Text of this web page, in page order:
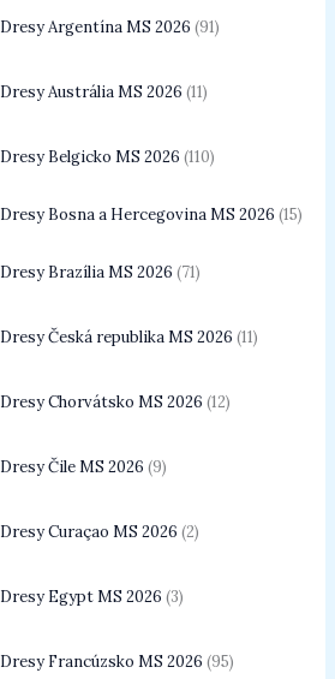
Dresy Argentína MS 2026 91
Dresy Austrália MS 2026 11
Dresy Belgicko MS 2026 110
Dresy Bosna a Hercegovina MS 2026 15
Dresy Brazília MS 2026 71
Dresy Česká republika MS 2026 11
Dresy Chorvátsko MS 2026 12
Dresy Čile MS 2026 9
Dresy Curaçao MS 2026 2
Dresy Egypt MS 2026 3
Dresy Francúzsko MS 2026 95